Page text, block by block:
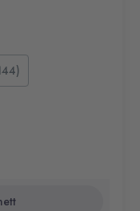
den en behagelig